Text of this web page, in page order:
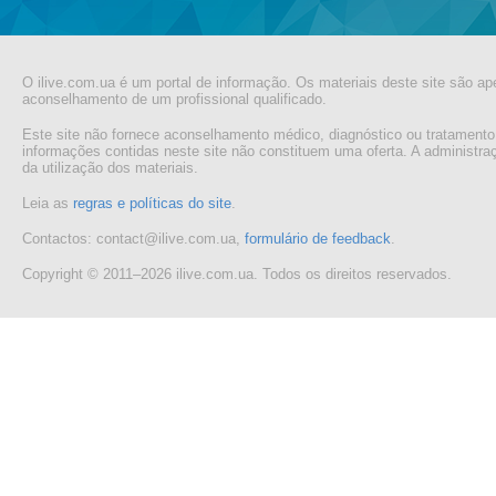
O ilive.com.ua é um portal de informação. Os materiais deste site são
aconselhamento de um profissional qualificado.
Este site não fornece aconselhamento médico, diagnóstico ou
informações contidas neste site não constituem uma oferta. A
da utilização dos materiais.
Leia as regras e políticas do site.
Contactos: contact@ilive.com.ua, formulário de feedback.
Copyright © 2011–2026 ilive.com.ua. Todos os direitos reservados.